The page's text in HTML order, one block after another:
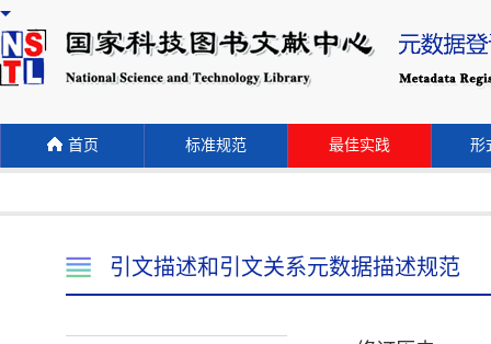
首页 标准规范 最佳实践 形
引文描述和引文关系元数据描述规范